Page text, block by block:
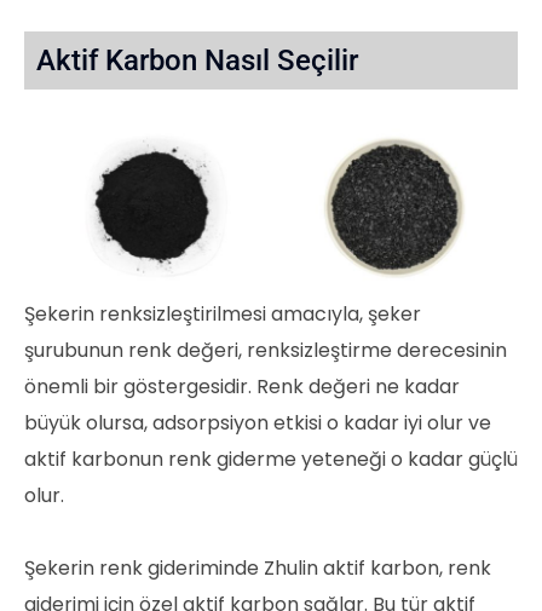
Aktif Karbon Nasıl Seçilir
Şekerin renksizleştirilmesi amacıyla, şeker
şurubunun renk değeri, renksizleştirme derecesinin
önemli bir göstergesidir. Renk değeri ne kadar
büyük olursa, adsorpsiyon etkisi o kadar iyi olur ve
aktif karbonun renk giderme yeteneği o kadar güçlü
olur.
Şekerin renk gideriminde Zhulin aktif karbon, renk
giderimi için özel aktif karbon sağlar. Bu tür aktif